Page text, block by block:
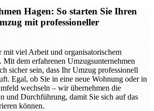
Hagen: So starten Sie Ihren
mit professioneller
viel Arbeit und organisatorischem
dem erfahrenen Umzugsunternehmen
sicher sein, dass Ihr Umzug professionell
Egal, ob Sie in eine neue Wohnung oder in
wechseln – wir übernehmen die
und Durchführung, damit Sie sich auf das
können.